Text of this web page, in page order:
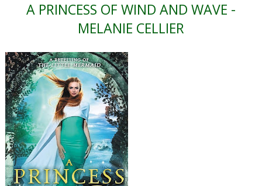
A PRINCESS OF WIND AND WAVE -
MELANIE CELLIER